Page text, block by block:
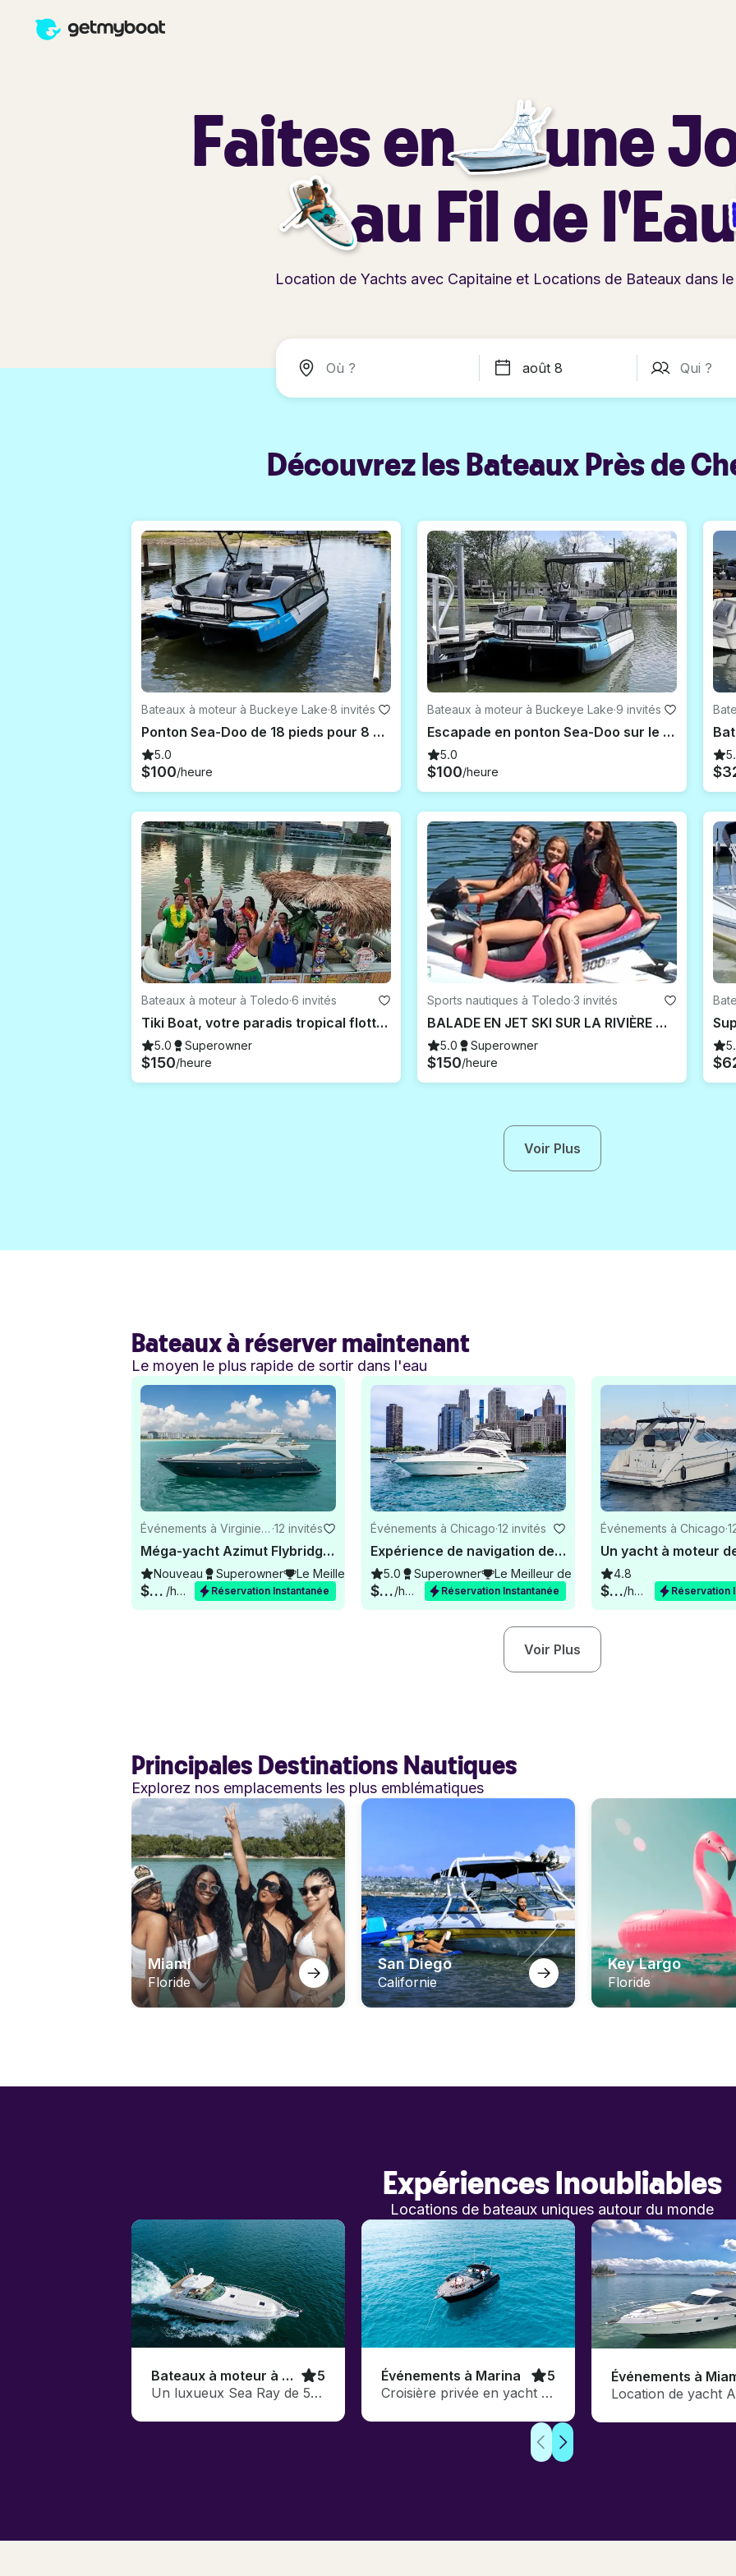
Faites en
une
au Fil de l'Eau
Location de Yachts avec Capitaine et Locations de Bateaux dans
Découvrez les Bateaux Près de
Bateaux à moteur à Buckeye Lake·8 invités
Ponton Sea-Doo de 18 pieds pour 8 personnes | Buckeye Lake, Ohio
5.0
$100/heure
Bateaux à moteur à Buckeye Lake·9 invités
Escapade en ponton Sea-Doo sur le lac Buckeye | Capacité de 9 personnes
5.0
$100/heure
Bateaux à moteur à Toledo·6 invités
Tiki Boat, votre paradis tropical flottant vous attend pour faire la fête et faire une croisière
5.0 Superowner
$150/heure
Sports nautiques à Toledo·3 invités
BALADE EN JET SKI SUR LA RIVIÈRE MAUMEE
5.0 Superowner
$150/heure
Voir Plus
Bateaux à réserver maintenant
Le moyen le plus rapide de sortir dans l'eau
Événements à Virginie-
Occidentale
·12 invités
Méga-yacht Azimut Flybridge de 84 pieds - Location privée à Miami
Nouveau Superowner Le Meilleur de 2026
$1,176 /heure Réservation Instantanée
Événements à Chicago·12 invités
Expérience de navigation de luxe à Chicago à bord du yacht Sea Ray 550 Sedan Bridge
5.0 Superowner Le Meilleur de 2026
$450 /heure Réservation Instantanée
Événements à Chicago·
4.8
$275 /heure Réservation
Voir Plus
Principales Destinations Nautiques
Explorez nos emplacements les plus emblématiques
Miami
Floride
San Diego
Californie
Key Largo
Floride
Expériences Inoubliables
Locations de bateaux uniques autour du monde
Bateaux à moteur à Austin
5
Un luxueux Sea Ray de 52 pieds sur le lac Travis !
Événements à Marina
5
Croisière privée en yacht de 46 pieds tout compris à Cabo San Lucas
Événements à